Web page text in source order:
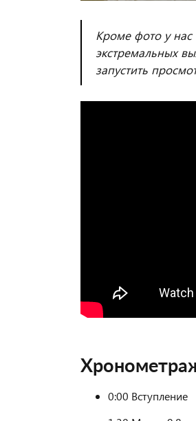
Кроме фото у нас
экстремальных
запустить
0:00 Вступление